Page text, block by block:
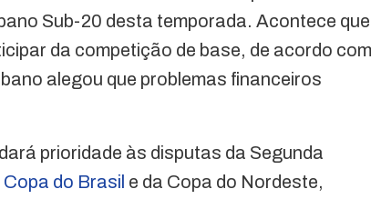
Sub-20 desta temporada. Acontece que
da competição de base, de acordo com
alegou que problemas financeiros
prioridade às disputas da Segunda
Copa do Brasil e da Copa do Nordeste,